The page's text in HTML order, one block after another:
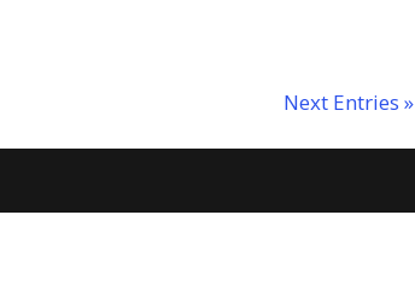
Next Entries »